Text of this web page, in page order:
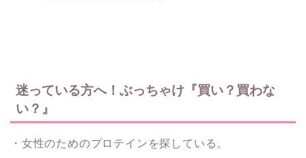
迷っている方へ！ぶっちゃけ『買い？買わな
い？』
・女性のためのプロテインを探している。